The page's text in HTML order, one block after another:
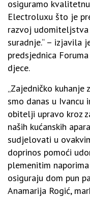
osiguramo
Electroluxu što je
razvoj udomiteljstva
suradnje.“ – izjavila
predsjednica
djece.
„Zajedničko
smo danas u
obitelji upravo kroz
naših kućanskih
sudjelovati u
doprinos pomoći
plemenitim
osiguraju dom pun
Anamarija Rogić,